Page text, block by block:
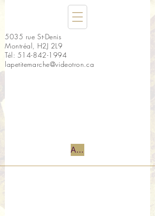
5035 rue St-Denis
Montréal, H2J 2L9
Tél: 514-842-1994
lapetitemarche@videotron.ca
Accueil